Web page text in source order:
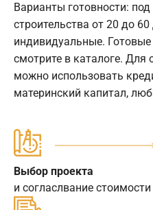
Варианты готовности:
строительства от 20 до
индивидуальные.
смотрите в каталоге. Для
можно использовать
материнский капитал,
Выбор проекта
и согласлвание